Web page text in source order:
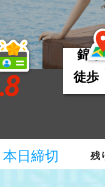
錦
徒歩
残